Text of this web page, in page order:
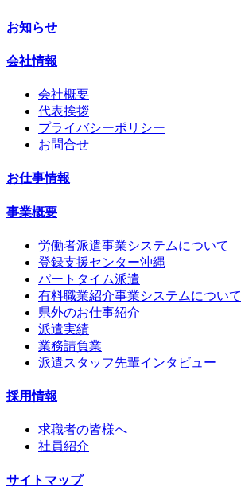
お知らせ
会社情報
会社概要
代表挨拶
プライバシーポリシー
お問合せ
お仕事情報
事業概要
労働者派遣事業システムについて
登録支援センター沖縄
パートタイム派遣
有料職業紹介事業システムについて
県外のお仕事紹介
派遣実績
業務請負業
派遣スタッフ先輩インタビュー
採用情報
求職者の皆様へ
社員紹介
サイトマップ